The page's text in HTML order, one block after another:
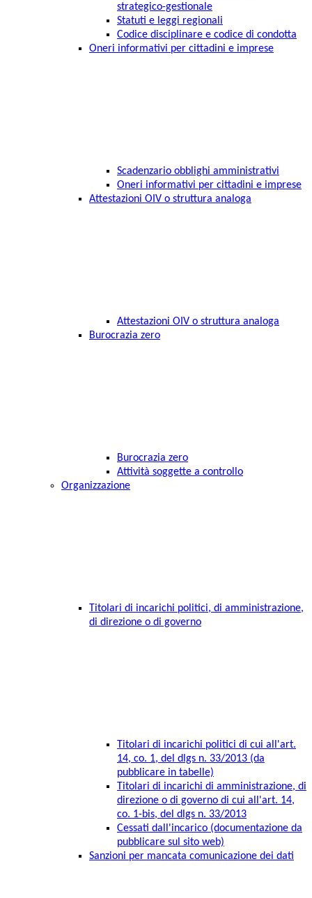
strategico-gestionale
Statuti e leggi regionali
Codice disciplinare e codice di condotta
Oneri informativi per cittadini e imprese
Scadenzario obblighi amministrativi
Oneri informativi per cittadini e imprese
Attestazioni OIV o struttura analoga
Attestazioni OIV o struttura analoga
Burocrazia zero
Burocrazia zero
Attività soggette a controllo
Organizzazione
Titolari di incarichi politici, di amministrazione,
di direzione o di governo
Titolari di incarichi politici di cui all'art.
14, co. 1, del dlgs n. 33/2013 (da
pubblicare in tabelle)
Titolari di incarichi di amministrazione, di
direzione o di governo di cui all'art. 14,
co. 1-bis, del dlgs n. 33/2013
Cessati dall'incarico (documentazione da
pubblicare sul sito web)
Sanzioni per mancata comunicazione dei dati